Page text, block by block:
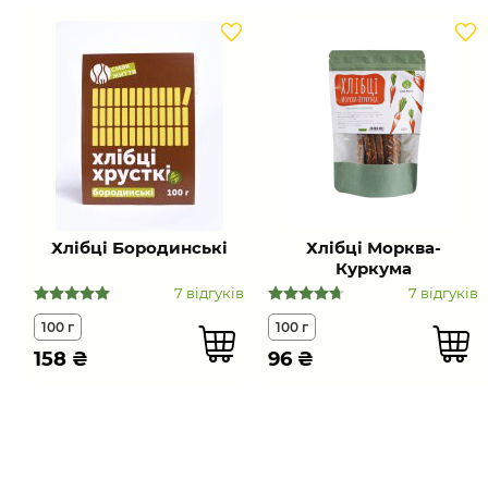
Хлібці Бородинські
7 відгуків
100 г
158 ₴
Хлібці Морква-
Куркума
7 відгуків
100 г
96 ₴